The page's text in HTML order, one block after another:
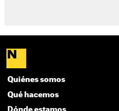
Quiénes somos
Qué hacemos